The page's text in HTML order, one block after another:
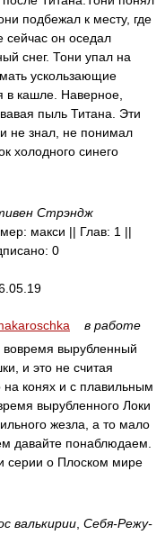
подбежал к месту, где
сейчас он оседал
снег. Тони упал на
ускользающие
в кашле. Наверное,
пыль Титана. Эти
не знал, не понимал
холодного синего
Стрэндж
макси || Глав: 1 ||
0
в работе
вырубленный
и это не считая
конях и с плавильным
вырубленного Локи
жезла, а то мало
давайте понаблюдаем.
серии о Плоском мире
валькирии Себя-Режу-